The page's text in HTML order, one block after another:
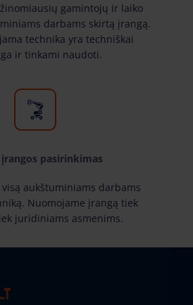
gamintojų ir laiko
darbams skirtą įrangą.
technika yra techniškai
ir tinkami naudoti.
pasirinkimas
visą aukštuminiams darbams
Nuomojame įrangą tiek
juridiniams asmenims.